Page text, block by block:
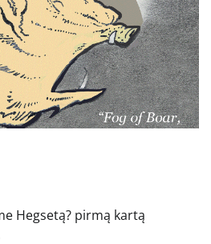
Hegsetą? pirmą kartą